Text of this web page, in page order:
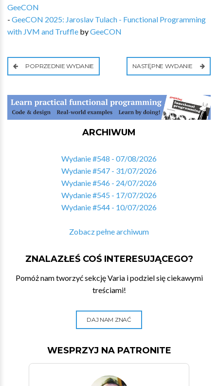
GeeCON
- GeeCON 2025: Jaroslav Tulach - Functional Programming
with JVM and Truffle byGeeCON
POPRZEDNIE WYDANIE NASTĘPNE WYDANIE
ARCHIWUM
Wydanie #548 - 07/08/2026
Wydanie #547 - 31/07/2026
Wydanie #546 - 24/07/2026
Wydanie #545 - 17/07/2026
Wydanie #544 - 10/07/2026
Zobacz pełne archiwum
ZNALAZŁEŚ COŚ INTERESUJĄCEGO?
Pomóż nam tworzyć sekcję Varia i podziel się ciekawymi
treściami!
DAJ NAM ZNAĆ
WESPRZYJ NA PATRONITE